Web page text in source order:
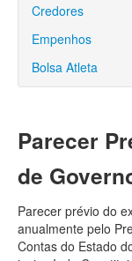
Credores
Empenhos
Bolsa Atleta
Parecer
de
Parecer prévio do
anualmente pelo
Contas do Estado